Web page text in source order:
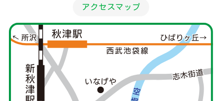
アクセスマップ